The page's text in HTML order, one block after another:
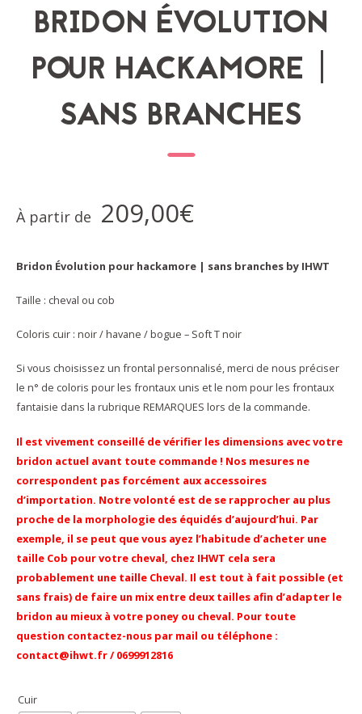
BRIDON ÉVOLUTION
POUR HACKAMORE |
SANS BRANCHES
À partir de 209,00€
Bridon Évolution pour hackamore | sans branches by IHWT
Taille : cheval ou cob
Coloris cuir : noir / havane / bogue – Soft T noir
Si vous choisissez un frontal personnalisé, merci de nous préciser
le n° de coloris pour les frontaux unis et le nom pour les frontaux
fantaisie dans la rubrique REMARQUES lors de la commande.
Il est vivement conseillé de vérifier les dimensions avec votre
bridon actuel avant toute commande ! Nos mesures ne
correspondent pas forcément aux accessoires
d’importation. Notre volonté est de se rapprocher au plus
proche de la morphologie des équidés d’aujourd’hui. Par
exemple, il se peut que vous ayez l’habitude d’acheter une
taille Cob pour votre cheval, chez IHWT cela sera
probablement une taille Cheval. Il est tout à fait possible (et
sans frais) de faire un mix entre deux tailles afin d’adapter le
bridon au mieux à votre poney ou cheval. Pour toute
question contactez-nous par mail ou téléphone :
contact@ihwt.fr / 0699912816
Cuir